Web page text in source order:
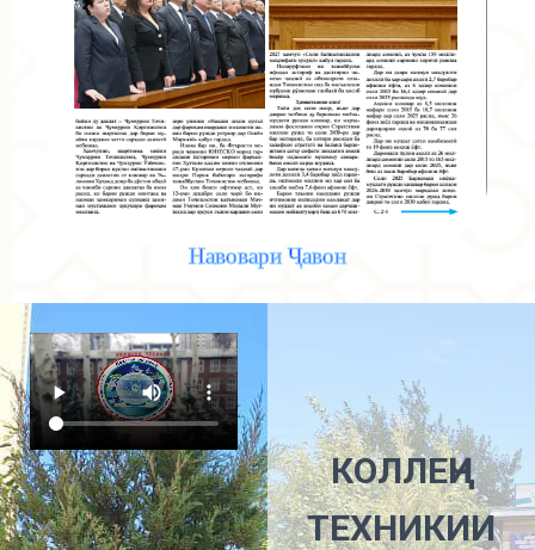
Навовари Ҷавон
КОЛЛЕҶИ
ТЕХНИКИИ